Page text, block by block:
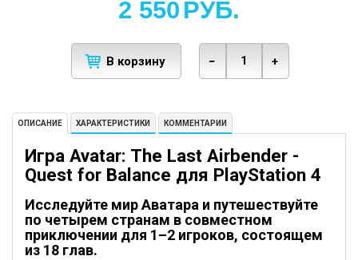
2 550 РУБ.
В корзину − +
ОПИСАНИЕ ХАРАКТЕРИСТИКИ КОММЕНТАРИИ
Игра Avatar: The Last Airbender -
Quest for Balance для PlayStation 4
Исследуйте мир Аватара и путешествуйте
по четырем странам в совместном
приключении для 1–2 игроков, состоящем
из 18 глав.